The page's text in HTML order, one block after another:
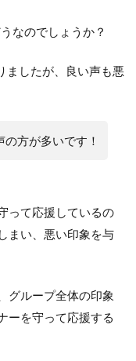
なのでしょうか？
ましたが、良い声も悪
方が多いです！
って応援しているの
まい、悪い印象を与
グループ全体の印象
ーを守って応援する